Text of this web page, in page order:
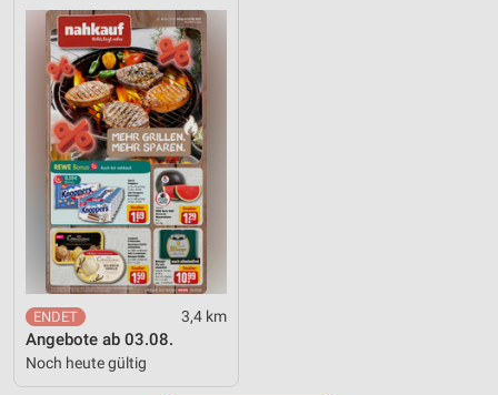
3,4 km
Angebote ab 03.08.
Noch heute gültig